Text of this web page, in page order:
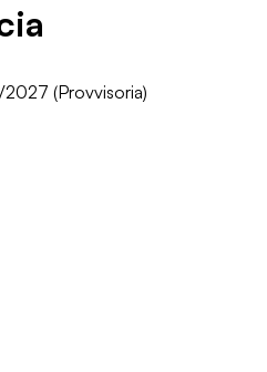
(Provvisoria)